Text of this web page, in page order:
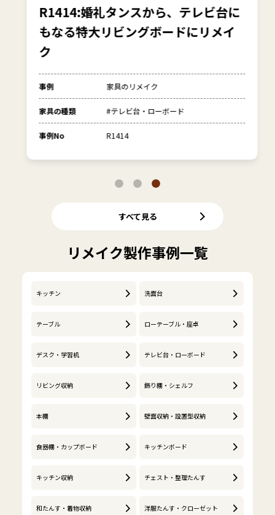
R1414:婚礼タンスから、テレビ台に
もなる特大リビングボードにリメイ
ク
事例 家具のリメイク
家具の種類 #テレビ台・ローボード
事例No R1414
すべて見る
リメイク製作事例一覧
キッチン 洗面台
テーブル ローテーブル・座卓
デスク・学習机 テレビ台・ローボード
リビング収納 飾り棚・シェルフ
本棚 壁面収納・設置型収納
食器棚・カップボード キッチンボード
キッチン収納 チェスト・整理たんす
和たんす・着物収納 洋服たんす・クローゼット